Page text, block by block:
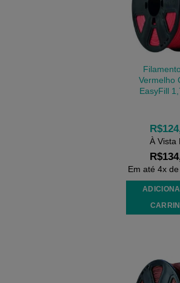
Vermelho
EasyFill
R$
À Vista
R$
Em até 4x de